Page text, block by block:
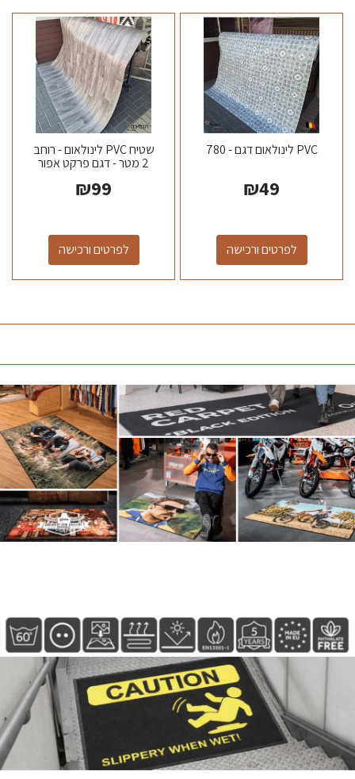
PVC לינולאום דגם - 780
₪49
לפרטים ורכישה
שטיח PVC לינולאום - רוחב
2 מטר - דגם פרקט אפור
₪99
לפרטים ורכישה